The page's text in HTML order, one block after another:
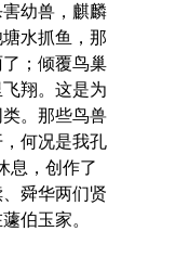
幼兽，麒麟
水抓鱼，那
；倾覆鸟巢
翔。这是为
。那些鸟兽
何况是我孔
息，创作了
、舜华两们贤
伯玉家。